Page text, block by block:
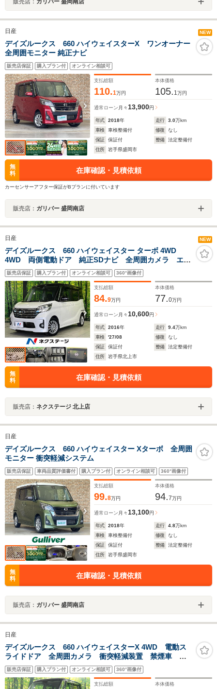
販売店： ガリバー 盛岡南店
日産 NEW
デイズルークス 660 ハイウェイスターX ワンオーナー
全周囲モニター 純正ナビ
販売店保証 購入プラン付 オンライン相談可
支払総額
110.1万円
本体価格
105. 1万円
通常ローン 月々13,900円
年式 2018年 走行 3.0万km
車検
車検整備付 修復
なし
保証
保証付 整備
法定整備付
住所
岩手県盛岡市
無
料
在庫確認・見積依頼
カーセンサーアフター保証がBプランに付いています
販売店： ガリバー 盛岡南店
日産 NEW
デイズルークス 660 ハイウェイスター ターボ 4WD
4WD 両側電動ドア 純正SDナビ 全周囲カメラ エマ
ージェンシーブレーキ 禁煙車 シートヒーター ドラ
レコ スマートキー HIDヘッド ETC エンジンスター
ター オートライト オートエアコン
販売店保証 購入プラン付 オンライン相談可 360°画像付
支払総額
84.9万円
本体価格
77.0万円
通常ローン 月々10,600円
年式 2016年 走行 9.4万km
車検
'27/08 修復
なし
保証
保証付 整備
法定整備付
住所
岩手県北上市
無
料
在庫確認・見積依頼
販売店： ネクステージ 北上店
日産
デイズルークス 660 ハイウェイスター Xターボ 全周囲
モニター 衝突軽減システム
販売店保証 車両品質評価書付 購入プラン付 オンライン相談可 360°画像付
支払総額
99.8万円
本体価格
94.7万円
通常ローン 月々13,100円
年式 2018年 走行 4.8万km
車検
車検整備付 修復
なし
保証
保証付 整備
法定整備付
住所
岩手県盛岡市
無
料
在庫確認・見積依頼
販売店： ガリバー 盛岡南店
日産
デイズルークス 660 ハイウェイスターX 4WD 電動ス
ライドドア 全周囲カメラ 衝突軽減装置 禁煙車 ス
マートキー LEDヘッド オートハイビーム オートラ
イト オートエアコン CD再生
販売店保証 購入プラン付 オンライン相談可 360°画像付
支払総額 本体価格